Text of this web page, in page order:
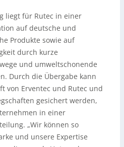
liegt für Rutec in einer
auf deutsche und
Produkte sowie auf
durch kurze
und umweltschonende
Durch die Übergabe kann
von Erventec und Rutec und
gesichert werden,
in einer
„Wir können so
und unsere Expertise